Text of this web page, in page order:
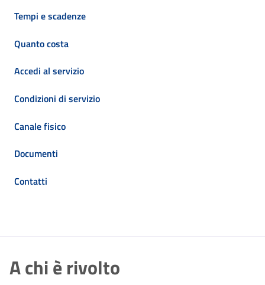
Tempi e scadenze
Quanto costa
Accedi al servizio
Condizioni di servizio
Canale fisico
Documenti
Contatti
A chi è rivolto